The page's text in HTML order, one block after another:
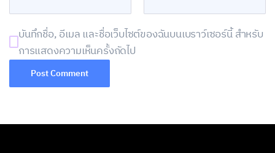
บันทึกชื่อ, อีเมล และชื่อเว็บไซต์ของฉันบนเบราว์เซอร์นี้ สำหรับ
การแสดงความเห็นครั้งถัดไป